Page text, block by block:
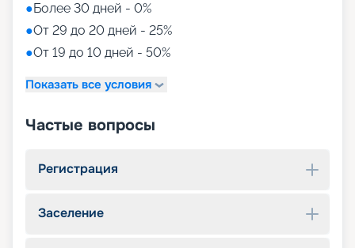
●Более 30 дней - 0%
●От 29 до 20 дней - 25%
●От 19 до 10 дней - 50%
Показать все условия
Частые вопросы
Регистрация
Заселение